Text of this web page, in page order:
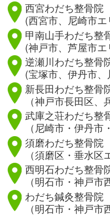
西宮わだち整骨院
(西宮市、尼崎市エ
甲南山手わだち整
(神戸市、芦屋市エ
逆瀬川わだち整骨
(宝塚市、伊丹市
新長田わだち整骨
（神戸市長田区、
武庫之荘わだち整
（尼崎市・伊丹市
須磨わだち整骨院
（須磨区・垂水区
西明石わだち整骨
（明石市・神戸市
わだち鍼灸整骨
（明石市・神戸市